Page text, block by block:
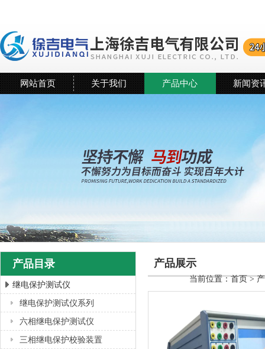
上海徐吉电气有限公司
网站首页 关于我们 产品中心 新闻资
产品目录
继电保护测试仪
继电保护测试仪系列
六相继电保护测试仪
三相继电保护校验装置
产品展示
当前位置：首页>